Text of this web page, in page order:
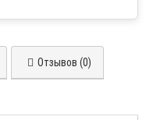
Отзывов (0)